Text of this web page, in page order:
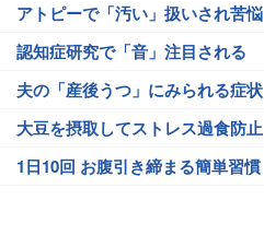
アトピーで「汚い」扱いされ苦悩
認知症研究で「音」注目される
夫の「産後うつ」にみられる症状
大豆を摂取してストレス過食防止
1日10回 お腹引き締まる簡単習慣